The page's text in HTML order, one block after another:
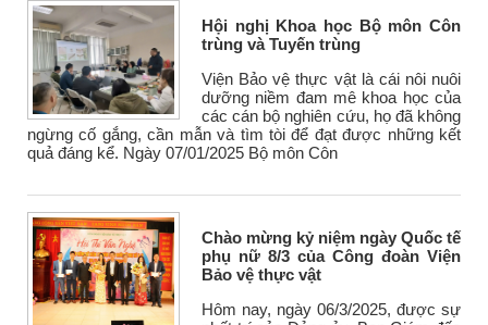
Hội nghị Khoa học Bộ môn Côn
trùng và Tuyến trùng
Viện Bảo vệ thực vật là cái nôi nuôi
dưỡng niềm đam mê khoa học của
các cán bộ nghiên cứu, họ đã không
ngừng cố gắng, cần mẫn và tìm tòi để đạt được những kết
quả đáng kể. Ngày 07/01/2025 Bộ môn Côn
Chào mừng kỷ niệm ngày Quốc tế
phụ nữ 8/3 của Công đoàn Viện
Bảo vệ thực vật
Hôm nay, ngày 06/3/2025, được sự